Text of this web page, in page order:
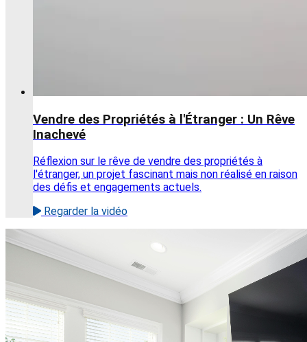
Vendre des Propriétés à l'Étranger : Un Rêve
Inachevé
Réflexion sur le rêve de vendre des propriétés à
l'étranger, un projet fascinant mais non réalisé en raison
des défis et engagements actuels.
Regarder la vidéo